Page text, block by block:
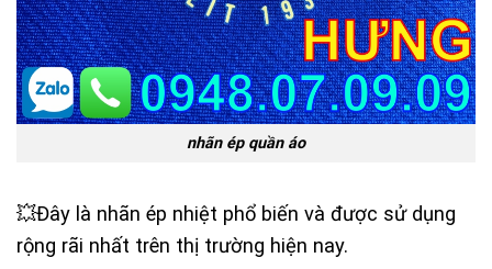
nhãn ép quần áo
💥Đây là nhãn ép nhiệt phổ biến và được sử dụng
rộng rãi nhất trên thị trường hiện nay.